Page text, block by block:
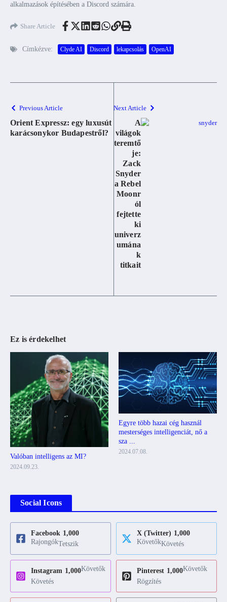
alkalmazások építésében a Discord számára.
Share Article
Címkézve: Clyde AI Discord lekapcsolás OpenAI
Previous Article
Orient Expressz: egy luxusút
karácsonykor Budapestről?
Next Article
A
világok
teremtő
je:
Zack
Snyder
a Rebel
Moonr
ól
fejtette
ki
univerz
umána
k
titkait
Ez is érdekelhet
Valóban intelligens az MI?
2024.09.23.
Egyre több hazai cég használ
mesterséges intelligenciát, nő a
sza ...
2024.07.08.
Social Icons
Facebook 1,000
RajongókTetszik
X (Twitter) 1,000
KövetőkKövetés
Instagram 1,000Követők
Követés
Pinterest 1,000Követők
Rögzítés